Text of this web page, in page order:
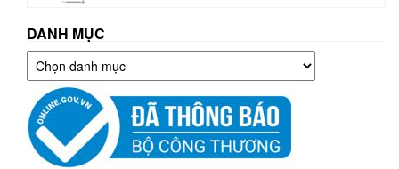
DANH MỤC
Danh
mục